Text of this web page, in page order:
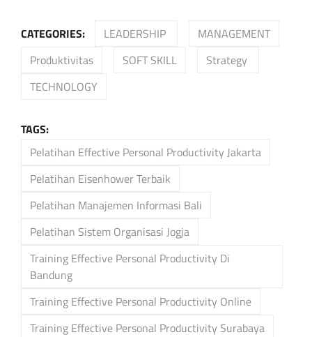
CATEGORIES: LEADERSHIP
MANAGEMENT
Produktivitas
SOFT SKILL
Strategy
TECHNOLOGY
TAGS:
Pelatihan Effective Personal Productivity Jakarta
Pelatihan Eisenhower Terbaik
Pelatihan Manajemen Informasi Bali
Pelatihan Sistem Organisasi Jogja
Training Effective Personal Productivity Di
Bandung
Training Effective Personal Productivity Online
Training Effective Personal Productivity Surabaya